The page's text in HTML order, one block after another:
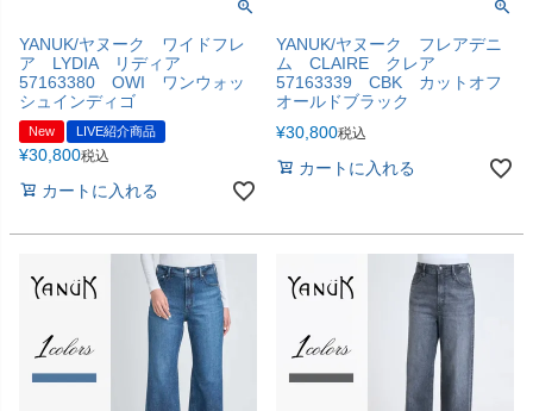
YANUK/ヤヌーク ワイドフレ
ア LYDIA リディア
57163380 OWI ワンウォッ
シュインディゴ
New LIVE紹介商品
¥30,800税込
カートに入れる
YANUK/ヤヌーク フレアデニ
ム CLAIRE クレア
57163339 CBK カットオフ
オールドブラック
¥30,800税込
カートに入れる